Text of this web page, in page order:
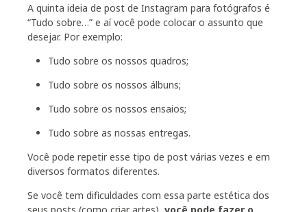
A quinta ideia de post de Instagram para fotógrafos é
“Tudo sobre…” e aí você pode colocar o assunto que
desejar. Por exemplo:
Tudo sobre os nossos quadros;
Tudo sobre os nossos álbuns;
Tudo sobre os nossos ensaios;
Tudo sobre as nossas entregas.
Você pode repetir esse tipo de post várias vezes e em
diversos formatos diferentes.
Se você tem dificuldades com essa parte estética dos